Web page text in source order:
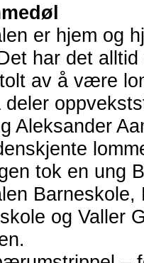
er hjem og
har det
av å være
deler
Aleksander
tok en ung
Barneskole,
og Valler